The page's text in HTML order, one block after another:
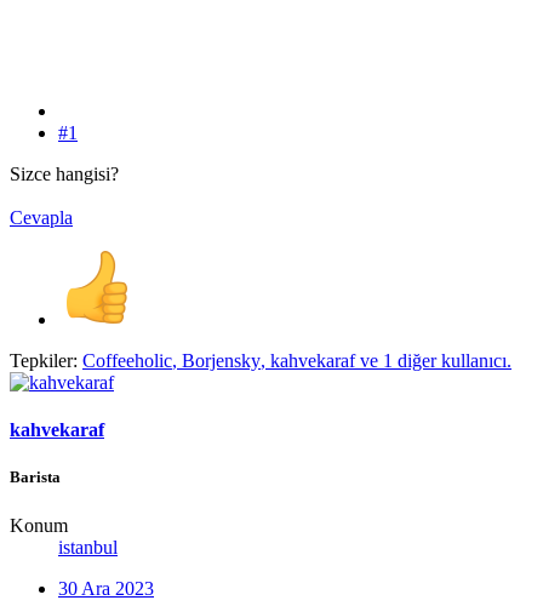
#1
Sizce hangisi?
Cevapla
Tepkiler: Coffeeholic, Borjensky, kahvekarafve 1 diğer kullanıcı.
kahvekaraf
Barista
Konum
istanbul
30 Ara 2023